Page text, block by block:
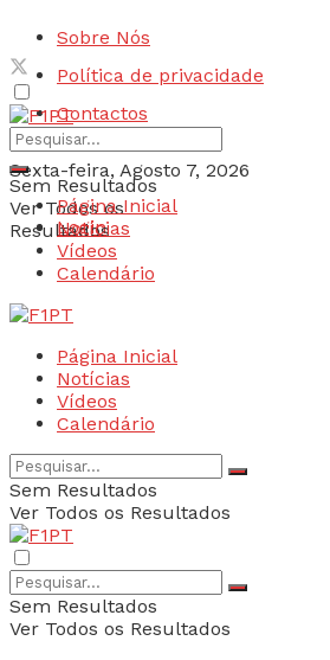
Sobre Nós
Política de privacidade
Contactos
Sexta-feira, Agosto 7, 2026
Login
Sem Resultados
Ver Todos os
Resultados
Página Inicial
Notícias
Vídeos
Calendário
Página Inicial
Notícias
Vídeos
Calendário
Sem Resultados
Ver Todos os Resultados
Sem Resultados
Ver Todos os Resultados